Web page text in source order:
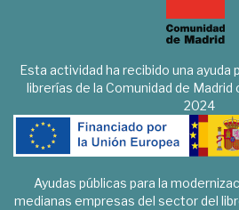
Esta actividad ha recibido una ayuda
librerías de la Comunidad de
2024
Ayudas públicas para la
medianas empresas del sector del